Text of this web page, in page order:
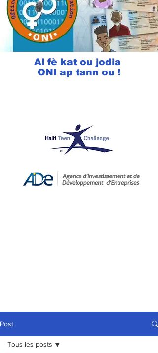
Al fè kat ou jodia
ONI ap tann ou !
Post
Tous les posts